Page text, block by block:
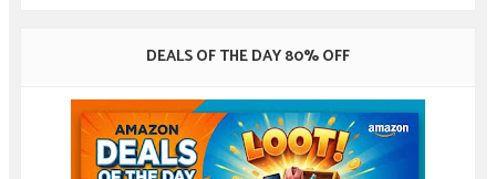
DEALS OF THE DAY 80% OFF